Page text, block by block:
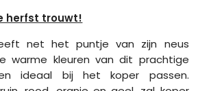
herfst trouwt!
net het puntje van zijn neus
warme kleuren van dit prachtige
ideaal bij het koper passen.